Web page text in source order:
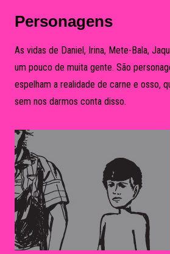
Personagens
As vidas de Daniel, Irina, Mete-Bala,
um pouco de muita gente. São
espelham a realidade de carne e osso,
sem nos darmos conta disso.